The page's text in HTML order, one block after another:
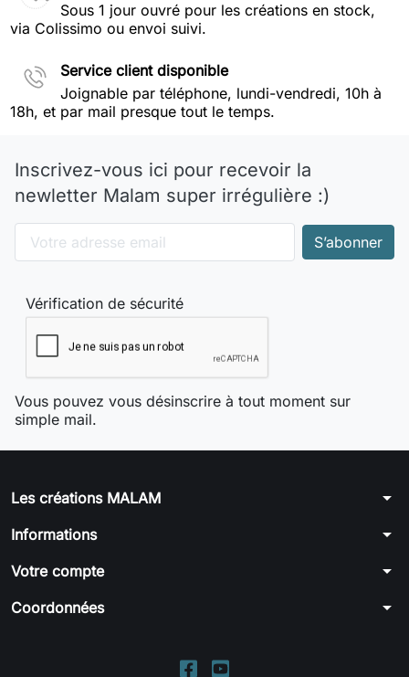
Sous 1 jour ouvré pour les créations en stock,
via Colissimo ou envoi suivi.
Service client disponible
Joignable par téléphone, lundi-vendredi, 10h à
18h, et par mail presque tout le temps.
Inscrivez-vous ici pour recevoir la
newletter Malam super irrégulière :)
Vérification de sécurité
Vous pouvez vous désinscrire à tout moment sur
simple mail.
Les créations MALAM arrow_drop_down
Informations arrow_drop_down
Votre compte arrow_drop_down
Coordonnées arrow_drop_down